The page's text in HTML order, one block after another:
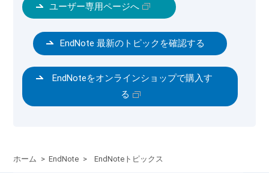
ユーザー専用ページへ
EndNote 最新のトピックを確認する
EndNoteをオンラインショップで購入す
る
ホーム > EndNote > EndNoteトピックス